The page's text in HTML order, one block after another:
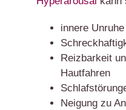
innere Unruhe
Reizbarkeit
Hautfahren
Neigung zu